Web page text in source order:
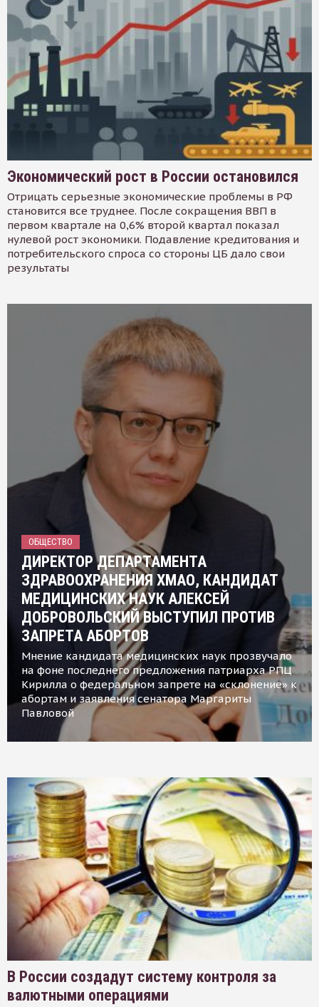
Экономический рост в России остановился
Отрицать серьезные экономические проблемы в РФ
становится все труднее. После сокращения ВВП в
первом квартале на 0,6% второй квартал показал
нулевой рост экономики. Подавление кредитования и
потребительского спроса со стороны ЦБ дало свои
результаты
ОБЩЕСТВО
ДИРЕКТОР ДЕПАРТАМЕНТА
ЗДРАВООХРАНЕНИЯ ХМАО, КАНДИДАТ
МЕДИЦИНСКИХ НАУК АЛЕКСЕЙ
ДОБРОВОЛЬСКИЙ ВЫСТУПИЛ ПРОТИВ
ЗАПРЕТА АБОРТОВ
Мнение кандидата медицинских наук прозвучало
на фоне последнего предложения патриарха РПЦ
Кирилла о федеральном запрете на «склонение» к
абортам и заявления сенатора Маргариты
Павловой
В России создадут систему контроля за
валютными операциями